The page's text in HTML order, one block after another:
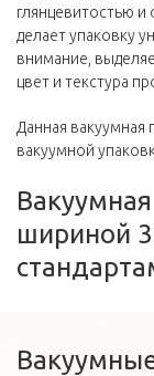
глянцевитостью и
делает упаковку
внимание,
цвет и текстура
Данная вакуумная
вакуумной
шириной